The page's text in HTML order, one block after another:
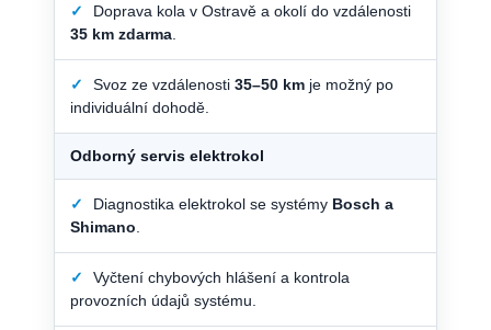
✓
Doprava kola v Ostravě a okolí do vzdálenosti
35 km zdarma
✓ Svoz ze vzdálenosti 35–50 km je možný po
individuální dohodě.
Odborný servis elektrokol
✓ Diagnostika elektrokol se systémy Bosch a
Shimano
✓
Vyčtení chybových hlášení a kontrola
provozních údajů systému.